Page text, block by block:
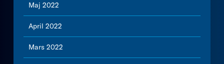
Maj 2022
April 2022
Mars 2022